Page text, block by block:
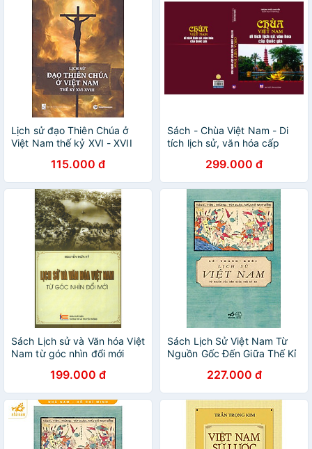
Lịch sử đạo Thiên Chúa ở
Việt Nam thế kỷ XVI - XVII
115.000 đ
Sách - Chùa Việt Nam - Di
tích lịch sử, văn hóa cấp
299.000 đ
Sách Lịch sử và Văn hóa Việt
Nam từ góc nhìn đổi mới
199.000 đ
Sách Lịch Sử Việt Nam Từ
Nguồn Gốc Đến Giữa Thế Kỉ
227.000 đ